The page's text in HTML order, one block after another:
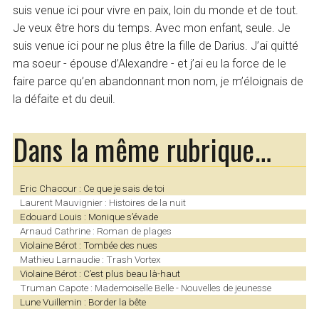
suis venue ici pour vivre en paix, loin du monde et de tout.
Je veux être hors du temps. Avec mon enfant, seule. Je
suis venue ici pour ne plus être la fille de Darius. J’ai quitté
ma soeur - épouse d’Alexandre - et j’ai eu la force de le
faire parce qu’en abandonnant mon nom, je m’éloignais de
la défaite et du deuil.
Dans la même rubrique…
Eric Chacour : Ce que je sais de toi
Laurent Mauvignier : Histoires de la nuit
Edouard Louis : Monique s’évade
Arnaud Cathrine : Roman de plages
Violaine Bérot : Tombée des nues
Mathieu Larnaudie : Trash Vortex
Violaine Bérot : C’est plus beau là-haut
Truman Capote : Mademoiselle Belle - Nouvelles de jeunesse
Lune Vuillemin : Border la bête